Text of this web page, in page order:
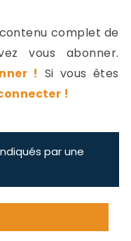
complet de
vous abonner.
! Si vous êtes
!
par une